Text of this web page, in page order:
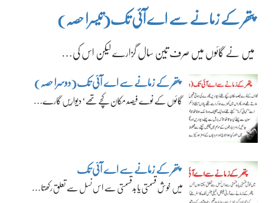
پتھر کے زمانے سے اے آئی تک(تیسرا حصہ)
میں نے گائوں میں صرف تین سال گزارے لیکن اس کی…
پتھر کے زمانے سے اے آئی تک(دوسرا حصہ)
گائوں کے نوے فیصد مکان کچے تھے‘ دیواریں گارے…
پتھر کے زمانے سے اے آئی تک
میں خوش قسمتی یا بدقسمتی سے اس نسل سے تعلق رکھتا…